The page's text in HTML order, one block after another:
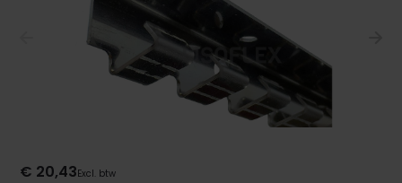
€ 20,43Excl. btw